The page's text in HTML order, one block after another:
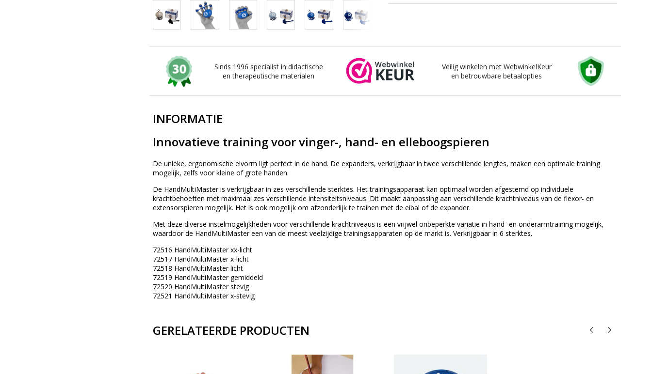
Sinds 1996 specialist in didactische
en therapeutische materialen
Veilig winkelen met WebwinkelKeur
en betrouwbare betaalopties
INFORMATIE
Innovatieve training voor vinger-, hand- en elleboogspieren
De unieke, ergonomische eivorm ligt perfect in de hand. De expanders, verkrijgbaar in twee verschillende lengtes, maken een optimale training
mogelijk, zelfs voor kleine of grote handen.
De HandMultiMaster is verkrijgbaar in zes verschillende sterktes. Het trainingsapparaat kan optimaal worden afgestemd op individuele
krachtbehoeften met maximaal zes verschillende intensiteitsniveaus. Dit maakt aanpassing aan verschillende krachtniveaus van de flexor- en
extensorspieren mogelijk. Het is ook mogelijk om afzonderlijk te trainen met de eibal of de expander.
Met deze diverse instelmogelijkheden voor verschillende krachtniveaus is een vrijwel onbeperkte variatie in hand- en onderarmtraining mogelijk,
waardoor de HandMultiMaster een van de meest veelzijdige trainingsapparaten op de markt is. Verkrijgbaar in 6 sterktes.
72516 HandMultiMaster xx-licht
72517 HandMultiMaster x-licht
72518 HandMultiMaster licht
72519 HandMultiMaster gemiddeld
72520 HandMultiMaster stevig
72521 HandMultiMaster x-stevig
GERELATEERDE PRODUCTEN